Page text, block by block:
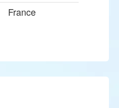
France